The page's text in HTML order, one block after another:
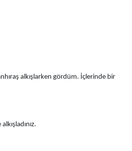
alkışlarken gördüm. İçlerinde bir